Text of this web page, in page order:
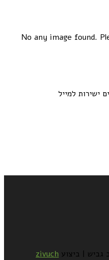
No any image found.
ישירות למייל
zivuch